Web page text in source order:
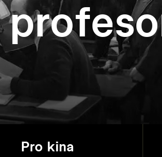
Pro kina